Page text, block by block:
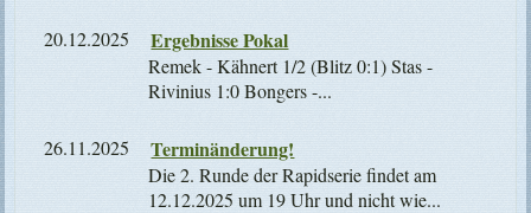
20.12.2025 Ergebnisse Pokal
Remek - Kähnert 1/2 (Blitz 0:1) Stas -
Rivinius 1:0 Bongers -...
26.11.2025 Terminänderung!
Die 2. Runde der Rapidserie findet am
12.12.2025 um 19 Uhr und nicht wie...